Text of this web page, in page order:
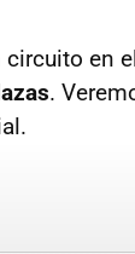
circuito en
.